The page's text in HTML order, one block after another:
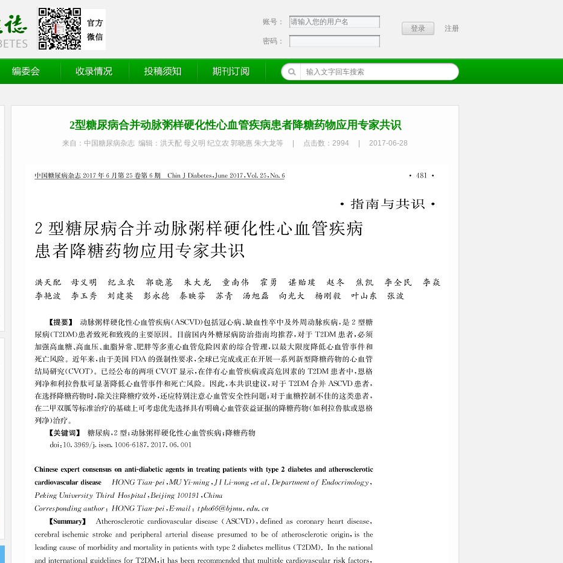
账号：
密码：
注册
编委会 收录情况 投稿须知
期刊订阅
2型糖尿病合并动脉粥样硬化性心血管疾病患者降糖药物应用专家共识
来自：中国糖尿病杂志 编辑：洪天配 母义明 纪立农 郭晓惠 朱大龙等 点击数： 2994 2017-06-28